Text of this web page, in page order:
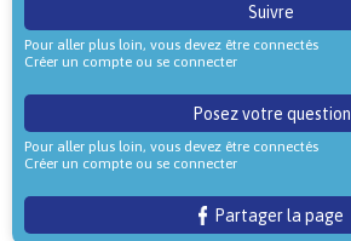
Suivre
Pour aller plus loin, vous devez être connectés
Créer un compte ou se connecter
Posez votre question
Pour aller plus loin, vous devez être connectés
Créer un compte ou se connecter
Partager la page